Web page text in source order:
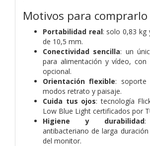
Motivos para comprarlo
Portabilidad real: solo 0,83 kg
de 10,5 mm.
Conectividad sencilla: un
para alimentación y vídeo, con
opcional.
Orientación flexible: soporte
modos retrato y paisaje.
Cuida tus ojos: tecnología
Low Blue Light certificados por
Higiene y durabilidad:
antibacteriano de larga
del monitor.